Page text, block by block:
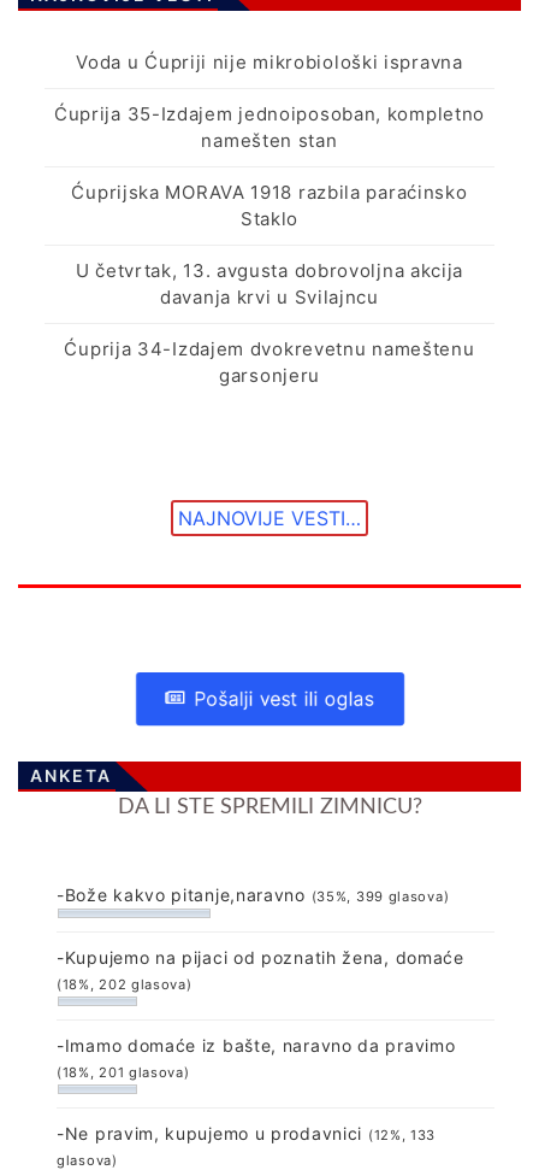
а
Voda u Ćupriji nije mikrobiološki ispravna
Ćuprija 35-Izdajem jednoiposoban, kompletno
namešten stan
Ćuprijska MORAVA 1918 razbila paraćinsko
Staklo
U četvrtak, 13. avgusta dobrovoljna akcija
davanja krvi u Svilajncu
Ćuprija 34-Izdajem dvokrevetnu nameštenu
garsonjeru
NAJNOVIJE VESTI…
Pošalji vest ili oglas
ANKETA
DA LI STE SPREMILI ZIMNICU?
-Bože kakvo pitanje,naravno (35%, 399 glasova)
-Kupujemo na pijaci od poznatih žena, domaće
(18%, 202 glasova)
-Imamo domaće iz bašte, naravno da pravimo
(18%, 201 glasova)
-Ne pravim, kupujemo u prodavnici (12%, 133
glasova)